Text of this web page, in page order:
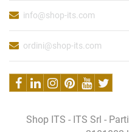
info@shop-its.com
ordini@shop-its.com
Shop ITS - ITS Srl -